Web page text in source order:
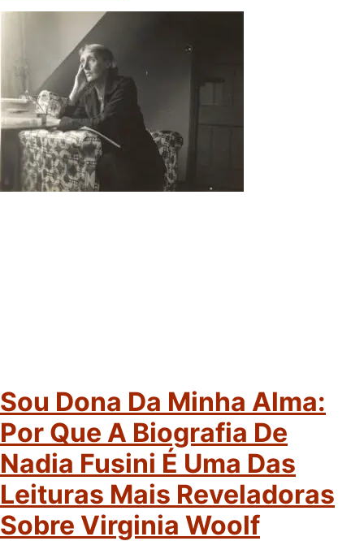
Sou Dona Da Minha Alma:
Por Que A Biografia De
Nadia Fusini É Uma Das
Leituras Mais Reveladoras
Sobre Virginia Woolf